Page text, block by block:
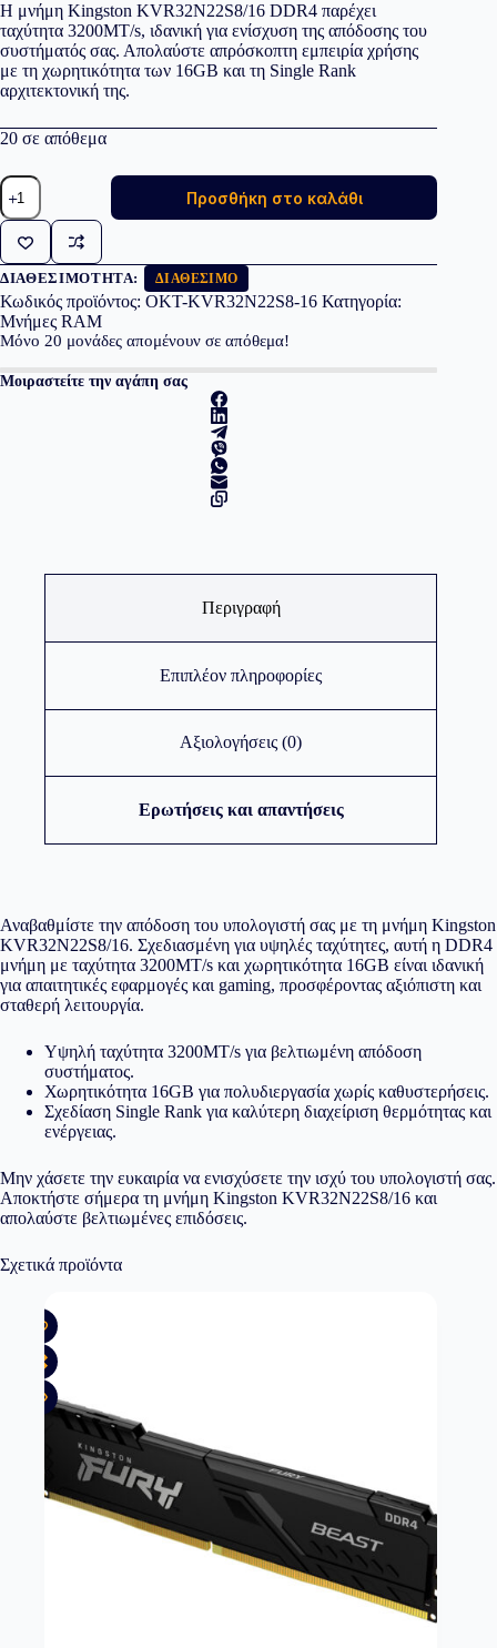
Η μνήμη Kingston KVR32N22S8/16 DDR4 παρέχει
ταχύτητα 3200MT/s, ιδανική για ενίσχυση της απόδοσης του
συστήματός σας. Απολαύστε απρόσκοπτη εμπειρία χρήσης
με τη χωρητικότητα των 16GB και τη Single Rank
αρχιτεκτονική της.
20 σε απόθεμα
KINGSTON
Memory
KVR32N22S8/16,
DDR4,
3200MT/s,
Single
Rank,
16GB
ποσότητα
Προσθήκη στο καλάθι
ΔΙΑΘΕΣΙΜΌΤΗΤΑ: ΔΙΑΘΈΣΙΜΟ
Κωδικός προϊόντος: OKT-KVR32N22S8-16 Κατηγορία:
Μνήμες RAM
Μόνο 20 μονάδες απομένουν σε απόθεμα!
Μοιραστείτε την αγάπη σας
Περιγραφή
Επιπλέον πληροφορίες
Αξιολογήσεις (0)
Ερωτήσεις και απαντήσεις
Αναβαθμίστε την απόδοση του υπολογιστή σας με τη μνήμη Kingston
KVR32N22S8/16. Σχεδιασμένη για υψηλές ταχύτητες, αυτή η DDR4
μνήμη με ταχύτητα 3200MT/s και χωρητικότητα 16GB είναι ιδανική
για απαιτητικές εφαρμογές και gaming, προσφέροντας αξιόπιστη και
σταθερή λειτουργία.
Υψηλή ταχύτητα 3200MT/s για βελτιωμένη απόδοση
συστήματος.
Χωρητικότητα 16GB για πολυδιεργασία χωρίς καθυστερήσεις.
Σχεδίαση Single Rank για καλύτερη διαχείριση θερμότητας και
ενέργειας.
Μην χάσετε την ευκαιρία να ενισχύσετε την ισχύ του υπολογιστή σας.
Αποκτήστε σήμερα τη μνήμη Kingston KVR32N22S8/16 και
απολαύστε βελτιωμένες επιδόσεις.
Σχετικά προϊόντα